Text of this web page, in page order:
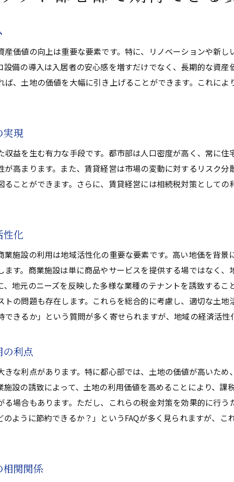
都市再開発の最新トレンド
環境持続性を考慮した都市計画
新たなライフスタイルと土地活用
価値の向上は重要な要素です。特に、リノベーションや新
備の導入は入居者の安心感を増すだけでなく、長期的な資
、土地の価値を大幅に引き上げることができます。これに
実現
益を生む有力な手段です。都市部は人口密度が高く、常に
高まります。また、賃貸経営は市場の変動に対するリスク
ることができます。さらに、賃貸経営には相続税対策として
性化
施設の利用は地域活性化の重要な要素です。高い地価を背
す。商業施設は単に商品やサービスを提供する場ではなく
地元のニーズを反映した多様な業種のテナントを誘致する
の問題も存在します。これらを総合的に考慮し、適切な土
きるか」という質問が多く寄せられますが、地域の経済活性
利点
な利点があります。特に都心部では、土地の価値が高いた
設の誘致によって、土地の利用価値を高めることにより、
る場合もあります。ただし、これらの税金対策を効果的に行
ように節約できるか？」というFAQが多く見られますが、
相関関係